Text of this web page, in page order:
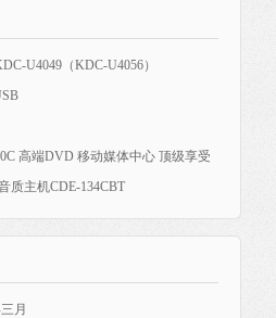
U4049（KDC-U4056）
高端DVD 移动媒体中心 顶级享受
质主机CDE-134CBT
月